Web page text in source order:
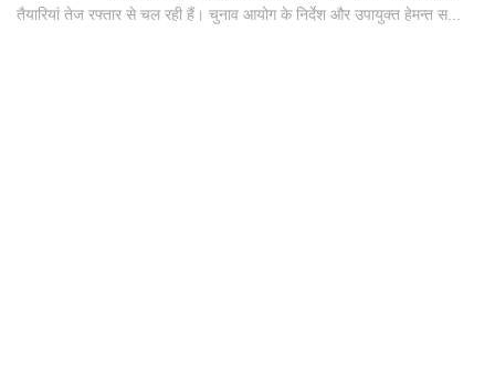
तैयारियां तेज रफ्तार से चल रही हैं। चुनाव आयोग के निर्देश और उपायुक्त हेमन्त स...